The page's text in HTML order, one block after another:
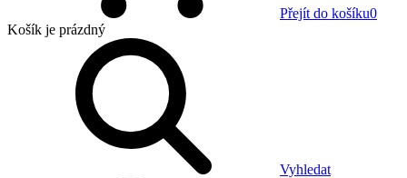
Přejít do košíku0
Košík je prázdný
Vyhledat